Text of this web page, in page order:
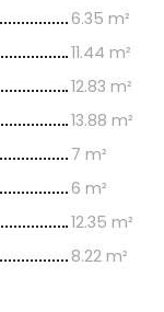
6.35 m²
11.44 m²
12.83 m²
13.88 m²
7 m²
6 m²
12.35 m²
8.22 m²